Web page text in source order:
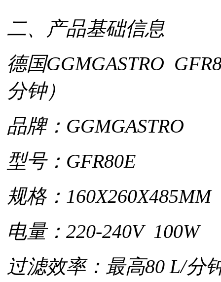
二、产品基础信息
德国GGMGASTRO
分钟）
品牌：GGMGASTRO
型号：GFR80E
规格：160X260X485MM
电量：220-240V 100W
过滤效率：最高80 L/分